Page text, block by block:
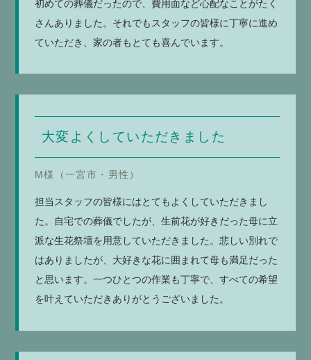
初めての葬儀だったので、費用面など心配なことがたく
さんありました。それでもスタッフの皆様に丁寧に進め
ていただき、家の者もとても喜んでいます。
大変よくしていただきました
M様（一宮市・男性）
担当スタッフの皆様にはとてもよくしていただきまし
た。自宅での葬儀でしたが、生前花が好きだった母に立
派な生花祭壇を用意していただきました。悲しい別れで
はありましたが、大好きな花に囲まれて母も満足だった
と思います。一つひとつの作業も丁寧で、すべての希望
を叶えていただきありがとうございました。